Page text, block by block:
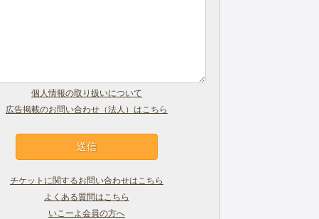
個人情報の取り扱いについて
広告掲載のお問い合わせ（法人）はこちら
チケットに関するお問い合わせはこちら
よくある質問はこちら
いこーよ会員の方へ